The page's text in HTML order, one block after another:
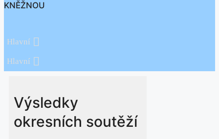
KNĚŽNOU
Hlavní
Hlavní
Výsledky
okresních soutěží